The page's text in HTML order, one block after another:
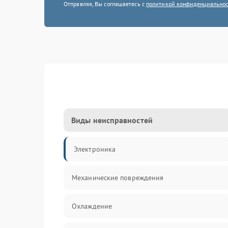
Отправляя, Вы соглашаетесь с политикой
Виды неисправностей
Электроника
Механические повреждения
Охлаждение